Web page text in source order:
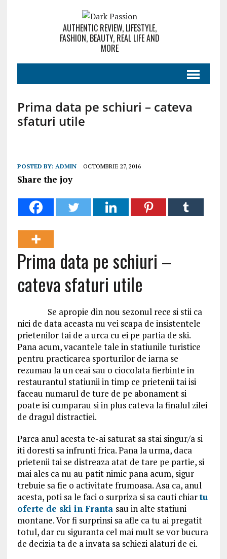
AUTHENTIC REVIEW, LIFESTYLE,
FASHION, BEAUTY, REAL LIFE AND
MORE
Prima data pe schiuri – cateva
sfaturi utile
POSTED BY: ADMIN OCTOMBRIE 27, 2016
Share the joy
Prima data pe schiuri –
cateva sfaturi utile
Se apropie din nou sezonul rece si stii ca
nici de data aceasta nu vei scapa de insistentele
prietenilor tai de a urca cu ei pe partia de ski.
Pana acum, vacantele tale in statiunile turistice
pentru practicarea sporturilor de iarna se
rezumau la un ceai sau o ciocolata fierbinte in
restaurantul statiunii in timp ce prietenii tai isi
faceau numarul de ture de pe abonament si
poate isi cumparau si in plus cateva la finalul zilei
de dragul distractiei.
Parca anul acesta te-ai saturat sa stai singur/a si
iti doresti sa infrunti frica. Pana la urma, daca
prietenii tai se distreaza atat de tare pe partie, si
mai ales ca nu au patit nimic pana acum, sigur
trebuie sa fie o activitate frumoasa. Asa ca, anul
acesta, poti sa le faci o surpriza si sa cauti chiartu
oferte de ski in Franta sau in alte statiuni
montane. Vor fi surprinsi sa afle ca tu ai pregatit
totul, dar cu siguranta cel mai mult se vor bucura
de decizia ta de a invata sa schiezi alaturi de ei.